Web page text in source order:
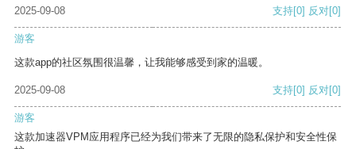
2025-09-08 支持[0] 反对[0]
游客
这款app的社区氛围很温馨，让我能够感受到家的温暖。
2025-09-08 支持[0] 反对[0]
游客
这款加速器VPM应用程序已经为我们带来了无限的隐私保护和安全性保